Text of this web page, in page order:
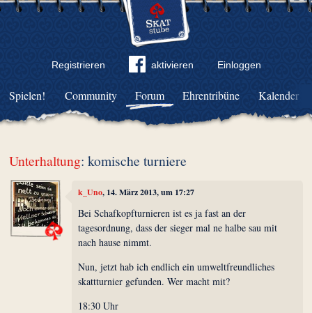
Registrieren aktivieren Einloggen
Community Forum Ehrentribüne Kalender
Spielen!
Unterhaltung: komische turniere
k_Uno, 14. März 2013, um 17:27
Bei Schafkopfturnieren ist es ja fast an der
tagesordnung, dass der sieger mal ne halbe sau mit
nach hause nimmt.
Nun, jetzt hab ich endlich ein umweltfreundliches
skattturnier gefunden. Wer macht mit?
18:30 Uhr